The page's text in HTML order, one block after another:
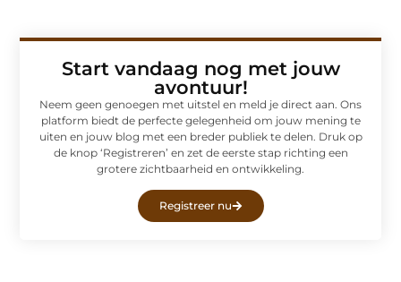
Start vandaag nog met jouw
avontuur!
Neem geen genoegen met uitstel en meld je direct aan. Ons
platform biedt de perfecte gelegenheid om jouw mening te
uiten en jouw blog met een breder publiek te delen. Druk op
de knop ‘Registreren’ en zet de eerste stap richting een
grotere zichtbaarheid en ontwikkeling.
Registreer nu